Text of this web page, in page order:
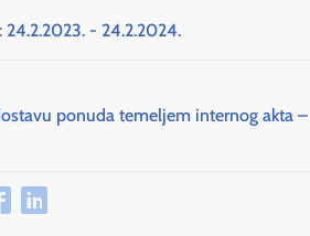
24.2.2023. - 24.2.2024.
ponuda temeljem internog akta